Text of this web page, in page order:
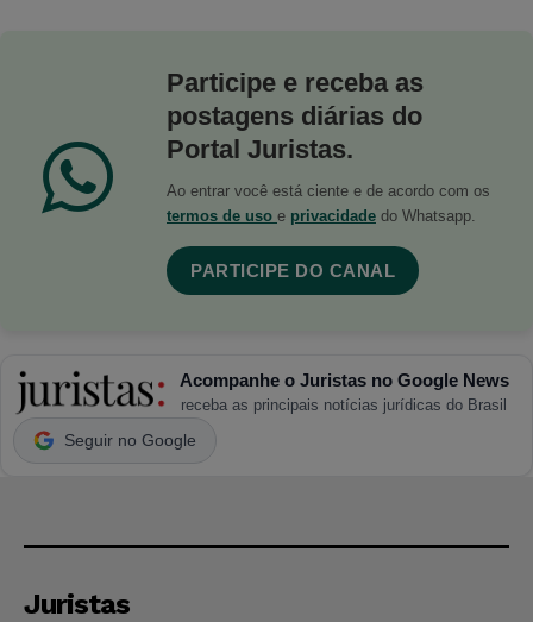
Participe e receba as
postagens diárias do
Portal Juristas.
Ao entrar você está ciente e de acordo com os
termos de uso e privacidade do Whatsapp.
PARTICIPE DO CANAL
Acompanhe o Juristas no Google News
receba as principais notícias jurídicas do Brasil
Seguir no Google
Juristas